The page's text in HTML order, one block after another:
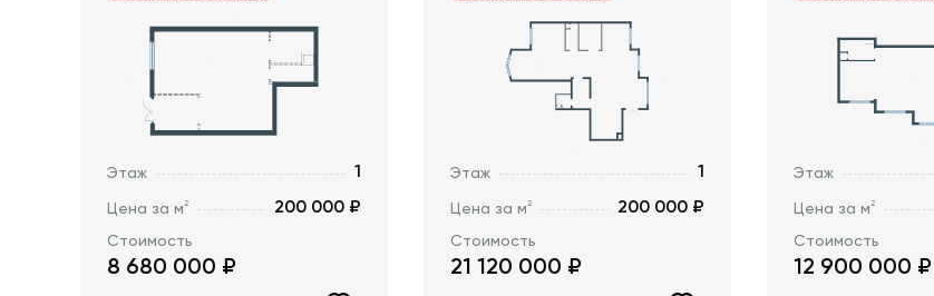
Этаж 1
Цена за м2 200 000 ₽
Стоимость
8 680 000 ₽
Этаж 1
Цена за м2 200 000 ₽
Стоимость
21 120 000 ₽
Этаж
Цена за м2
Стоимость
12 900 000 ₽